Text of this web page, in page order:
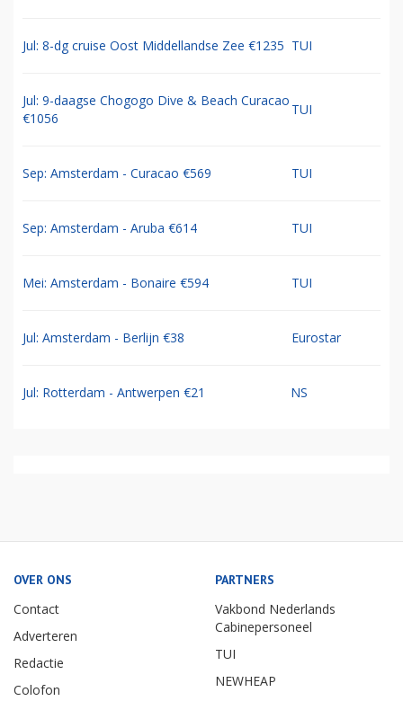
Jul: 8-dg cruise Oost Middellandse Zee €1235 TUI
Jul: 9-daagse Chogogo Dive & Beach Curacao
€1056
TUI
Sep: Amsterdam - Curacao €569 TUI
Sep: Amsterdam - Aruba €614 TUI
Mei: Amsterdam - Bonaire €594 TUI
Jul: Amsterdam - Berlijn €38 Eurostar
Jul: Rotterdam - Antwerpen €21 NS
OVER ONS
Contact
Adverteren
Redactie
Colofon
PARTNERS
Vakbond Nederlands
Cabinepersoneel
TUI
NEWHEAP